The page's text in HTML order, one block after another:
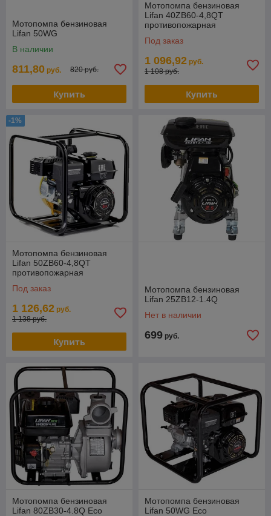
Мотопомпа бензиновая
Lifan 50WG
В наличии
811,80 руб. 820 руб.
Купить
Мотопомпа бензиновая
Lifan 40ZB60-4,8QT
противопожарная
Под заказ
1 096,92 руб.
1 108 руб.
Купить
-1%
Мотопомпа бензиновая
Lifan 50ZB60-4,8QT
противопожарная
Под заказ
1 126,62 руб.
1 138 руб.
Купить
Мотопомпа бензиновая
Lifan 25ZB12-1.4Q
Нет в наличии
699 руб.
Мотопомпа бензиновая
Lifan 80ZB30-4.8Q Eco
Мотопомпа бензиновая
Lifan 50WG Eco